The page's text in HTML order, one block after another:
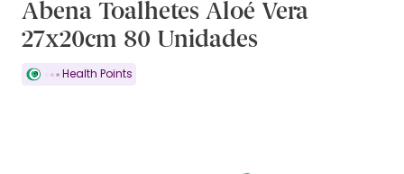
Abena Toalhetes Aloé Vera
27x20cm 80 Unidades
Health Points